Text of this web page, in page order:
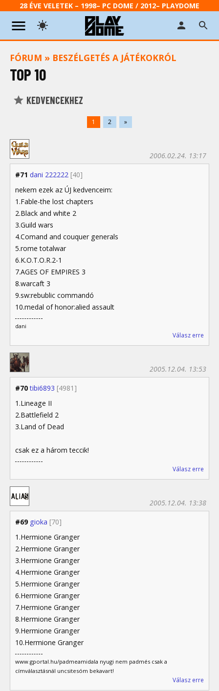
28 ÉVE VELETEK – 1998– PC DOME / 2012– PLAYDOME
FÓRUM » BESZÉLGETÉS A JÁTÉKOKRÓL
TOP 10
KEDVENCEKHEZ
1 2 »
#71 dani 222222 [40]
2006.02.24. 13:17
nekem ezek az ÚJ kedvenceim:
1.Fable-the lost chapters
2.Black and white 2
3.Guild wars
4.Comand and couquer generals
5.rome totalwar
6.K.O.T.O.R.2-1
7.AGES OF EMPIRES 3
8.warcaft 3
9.sw:rebublic commandó
10.medal of honor:alied assault
dani
Válasz erre
#70 tibi6893 [4981]
2005.12.04. 13:53
1.Lineage II
2.Battlefield 2
3.Land of Dead
csak ez a három teccik!
Válasz erre
#69 gioka [70]
2005.12.04. 13:38
1.Hermione Granger
2.Hermione Granger
3.Hermione Granger
4.Hermione Granger
5.Hermione Granger
6.Hermione Granger
7.Hermione Granger
8.Hermione Granger
9.Hermione Granger
10.Hermione Granger
www.gportal.hu/padmeamidala nyugi nem padmés csak a
címválasztásnál uncsitesóm bekavart!
Válasz erre